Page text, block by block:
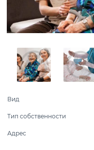
Вид
Тип собственности
Адрес